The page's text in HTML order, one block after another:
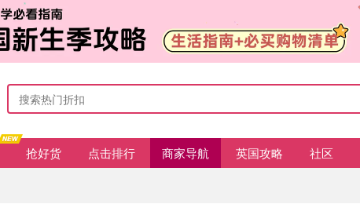
抢好货 点击排行 商家导航 英国攻略 社区